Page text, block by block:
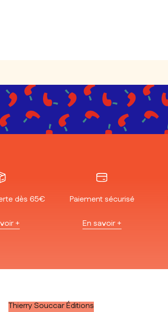
dès 65€
+
Paiement sécurisé
En savoir +
Thierry Souccar Éditions